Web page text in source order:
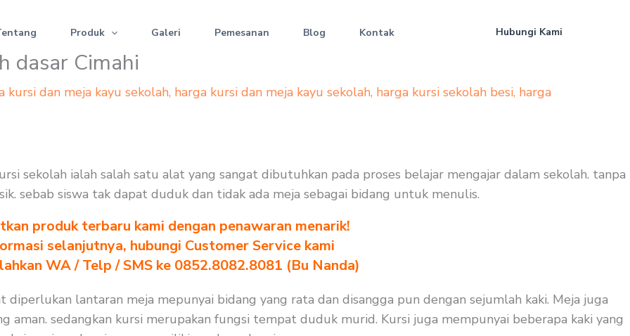
Produk Galeri Pemesanan Blog Kontak Hubungi Kami
dasar Cimahi
kursi dan meja kayu sekolah, harga kursi dan meja kayu sekolah, harga kursi sekolah besi, harga
sekolah ialah salah satu alat yang sangat dibutuhkan pada proses belajar mengajar dalam sekolah. tanpa
sebab siswa tak dapat duduk dan tidak ada meja sebagai bidang untuk menulis.
produk terbaru kami dengan penawaran menarik!
selanjutnya, hubungi Customer Service kami
WA / Telp / SMS ke 0852.8082.8081 (Bu Nanda)
diperlukan lantaran meja mepunyai bidang yang rata dan disangga pun dengan sejumlah kaki. Meja juga
sedangkan kursi merupakan fungsi tempat duduk murid. Kursi juga mempunyai beberapa kaki yang